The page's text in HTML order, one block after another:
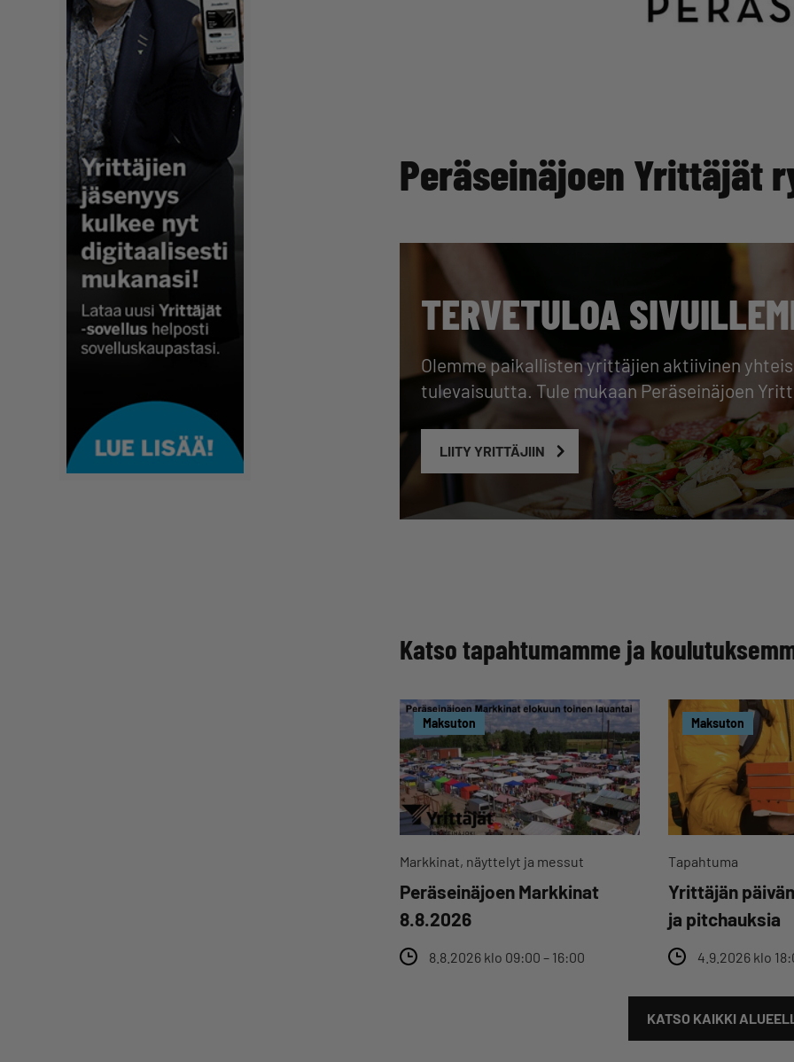
Peräseinäjoen Yrittäjät
TERVETULOA
Olemme paikallisten yrittäjien aktiivinen
tulevaisuutta. Tule mukaan Peräseinäjoen
LIITY YRITTÄJIIN
Katso tapahtumamme ja
Maksuton
Markkinat, näyttelyt ja messut
Peräseinäjoen Markkinat
8.8.2026
8.8.2026 klo 09:00 – 16:00
Maksuton
Tapahtuma
Yrittäjän
ja pitchauksia
4.9.2026 klo
KATSO KAIKKI